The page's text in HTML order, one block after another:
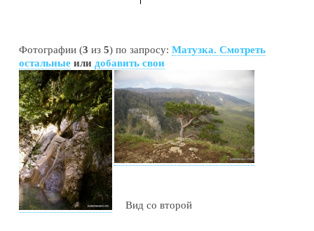
Фотографии (3 из5) по запросу:Матузка. Смотреть
остальные или добавить свои
Вид со второй